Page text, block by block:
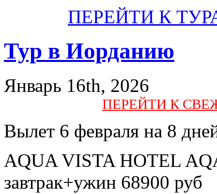
ПЕРЕЙТИ К
Тур в Иорданию
Январь 16th, 2026
ПЕРЕЙТИ К
Вылет 6 февраля на 8
AQUA VISTA HOTEL
завтрак+ужин 68900 руб